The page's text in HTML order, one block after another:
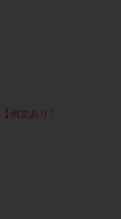
例文あり】